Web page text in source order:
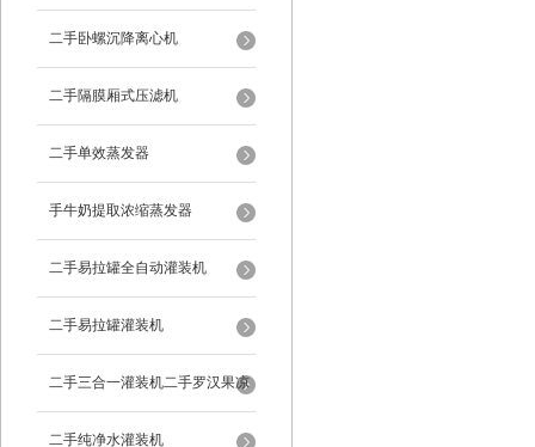
二手卧螺沉降离心机
二手隔膜厢式压滤机
二手单效蒸发器
手牛奶提取浓缩蒸发器
二手易拉罐全自动灌装机
二手易拉罐灌装机
二手三合一灌装机二手罗汉果凉
茶灌装机
二手纯净水灌装机